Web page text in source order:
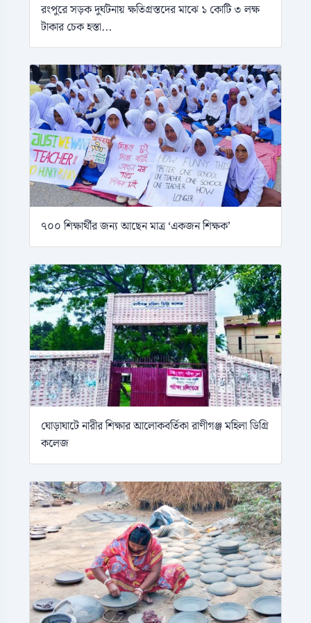
রংপুরে সড়ক দুর্ঘটনায় ক্ষতিগ্রস্তদের মাঝে ১ কোটি ৩ লক্ষ
টাকার চেক হস্তা...
৭০০ শিক্ষার্থীর জন্য আছেন মাত্র ‘একজন শিক্ষক’
ঘোড়াঘাটে নারীর শিক্ষার আলোকবর্তিকা রাণীগঞ্জ মহিলা ডিগ্রি
কলেজ